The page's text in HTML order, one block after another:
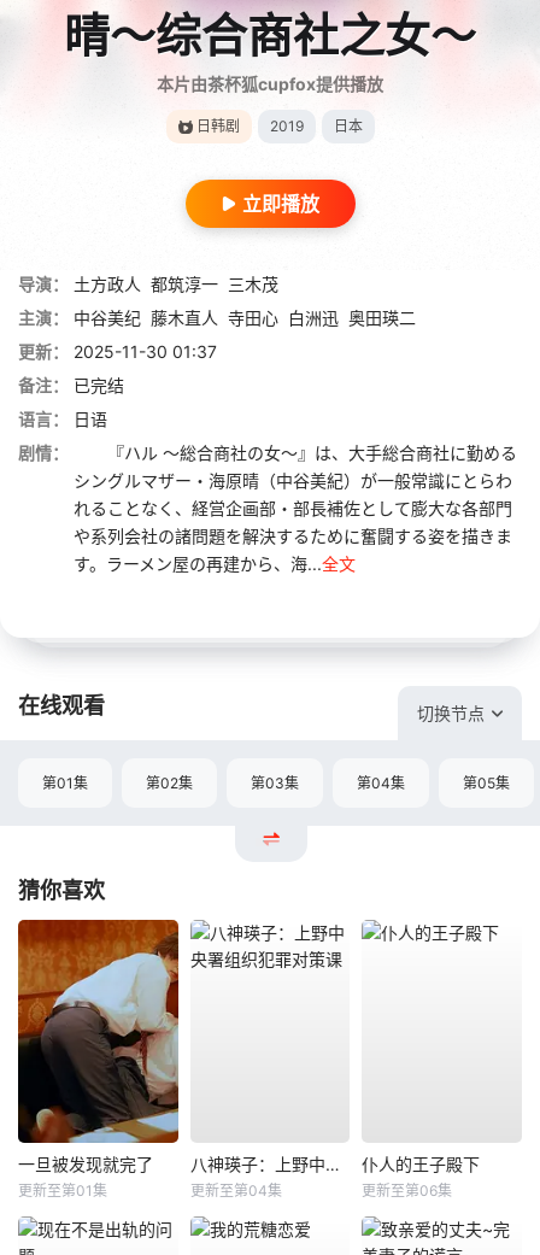
晴～综合商社之女～
本片由茶杯狐cupfox提供播放
日韩剧 2019 日本
立即播放
导演： 土方政人 都筑淳一 三木茂
主演：
中谷美纪 藤木直人 寺田心 白洲迅 奥田瑛二
更新：
2025-11-30 01:37
备注：
已完结
语言：
日语
剧情：
『ハル ～総合商社の女～』は、大手総合商社に勤める
シングルマザー・海原晴（中谷美紀）が一般常識にとらわ
れることなく、経営企画部・部長補佐として膨大な各部門
や系列会社の諸問題を解決するために奮闘する姿を描きま
す。ラーメン屋の再建から、海...全文
在线观看 切换节点
第01集 第02集 第03集 第04集 第05集
猜你喜欢
一旦被发现就完了
更新至第01集
八神瑛子：上野中央署组织犯罪对策课
更新至第04集
仆人的王子殿下
更新至第06集